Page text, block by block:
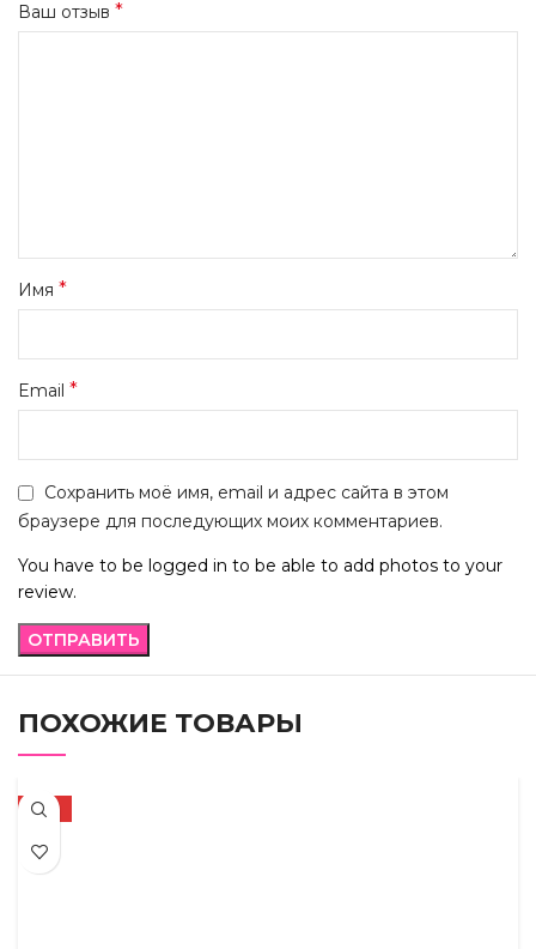
Ваш отзыв *
Имя *
Email *
Сохранить моё имя, email и адрес сайта в этом
браузере для последующих моих комментариев.
You have to be logged in to be able to add photos to your
review.
ПОХОЖИЕ ТОВАРЫ
-17%